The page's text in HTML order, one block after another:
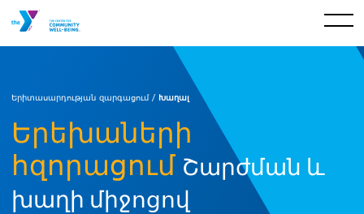
Երիտասարդության զարգացում / Խաղալ
Երեխաների
հզորացում Շարժման և
խաղի միջոցով